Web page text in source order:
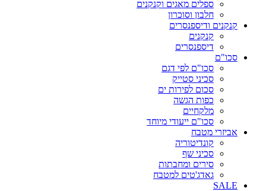
ספלים מאגים וקנקנים
חלבון וסוכרון
קנקנים ודיספנסרים
קנקנים
דיספנסרים
סכו"ם
סכו"ם לפי דגם
סכיני סטייק
סכום לפירות ים
כפות הגשה
מלקחיים
סכו"ם ייעודי מיוחד
אביזרי מטבח
קונדיטוריה
סכיני שף
סירים ומחבתות
גאדג'טים למטבח
SALE